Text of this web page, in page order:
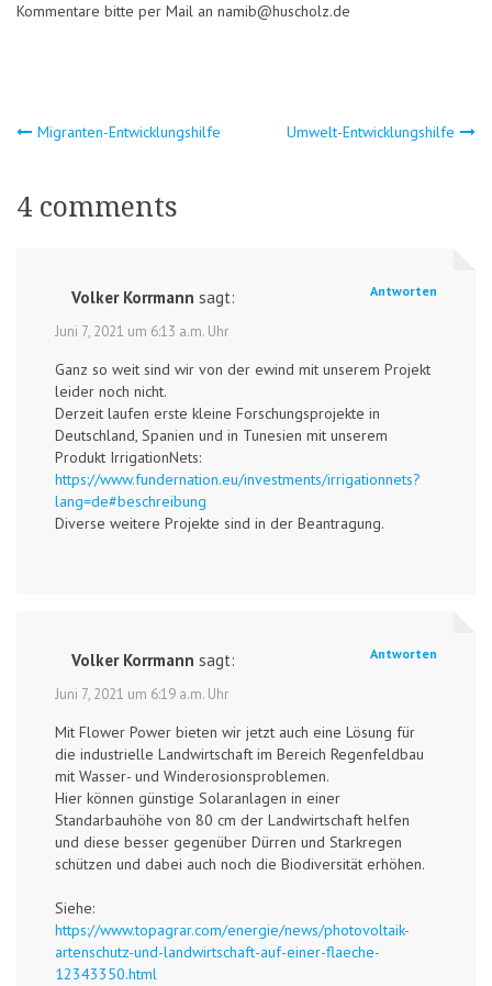
Kommentare bitte per Mail an namib@huscholz.de
Beitragsnavigation
Migranten-Entwicklungshilfe Umwelt-Entwicklungshilfe
4 comments
Volker Korrmann sagt:
Juni 7, 2021 um 6:13 a.m. Uhr
Ganz so weit sind wir von der ewind mit unserem Projekt
leider noch nicht.
Derzeit laufen erste kleine Forschungsprojekte in
Deutschland, Spanien und in Tunesien mit unserem
Produkt IrrigationNets:
https://www.fundernation.eu/investments/irrigationnets?
lang=de#beschreibung
Diverse weitere Projekte sind in der Beantragung.
Antworten
Volker Korrmann sagt:
Juni 7, 2021 um 6:19 a.m. Uhr
Mit Flower Power bieten wir jetzt auch eine Lösung für
die industrielle Landwirtschaft im Bereich Regenfeldbau
mit Wasser- und Winderosionsproblemen.
Hier können günstige Solaranlagen in einer
Standarbauhöhe von 80 cm der Landwirtschaft helfen
und diese besser gegenüber Dürren und Starkregen
schützen und dabei auch noch die Biodiversität erhöhen.
Siehe:
https://www.topagrar.com/energie/news/photovoltaik-
artenschutz-und-landwirtschaft-auf-einer-flaeche-
12343350.html
Antworten